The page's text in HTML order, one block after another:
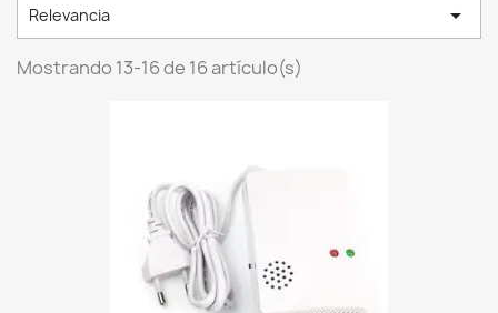
Relevancia 
Mostrando 13-16 de 16 artículo(s)